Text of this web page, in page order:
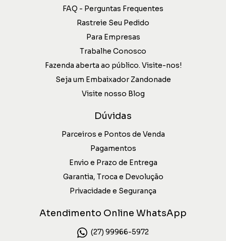
FAQ - Perguntas Frequentes
Rastreie Seu Pedido
Para Empresas
Trabalhe Conosco
Fazenda aberta ao público. Visite-nos!
Seja um Embaixador Zandonade
Visite nosso Blog
Dúvidas
Parceiros e Pontos de Venda
Pagamentos
Envio e Prazo de Entrega
Garantia, Troca e Devolução
Privacidade e Segurança
Atendimento Online WhatsApp
(27) 99966-5972